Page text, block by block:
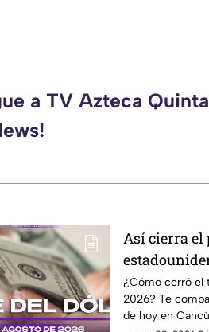
a TV Azteca
Así cierra el
agosto de
¿Cómo cerró el
2026? Te
de hoy en